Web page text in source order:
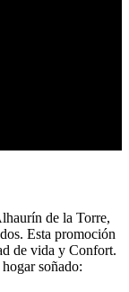
de la Torre,
Esta promoción
de vida y Confort.
soñado: